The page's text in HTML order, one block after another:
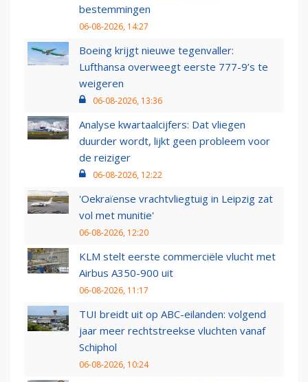
bestemmingen
06-08-2026, 14:27
Boeing krijgt nieuwe tegenvaller:
Lufthansa overweegt eerste 777-9’s te
weigeren
06-08-2026, 13:36
Analyse kwartaalcijfers: Dat vliegen
duurder wordt, lijkt geen probleem voor
de reiziger
06-08-2026, 12:22
'Oekraïense vrachtvliegtuig in Leipzig zat
vol met munitie'
06-08-2026, 12:20
KLM stelt eerste commerciële vlucht met
Airbus A350-900 uit
06-08-2026, 11:17
TUI breidt uit op ABC-eilanden: volgend
jaar meer rechtstreekse vluchten vanaf
Schiphol
06-08-2026, 10:24